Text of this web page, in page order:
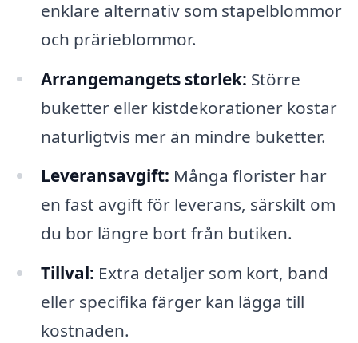
enklare alternativ som stapelblommor
och prärieblommor.
Arrangemangets storlek: Större
buketter eller kistdekorationer kostar
naturligtvis mer än mindre buketter.
Leveransavgift: Många florister har
en fast avgift för leverans, särskilt om
du bor längre bort från butiken.
Tillval: Extra detaljer som kort, band
eller specifika färger kan lägga till
kostnaden.